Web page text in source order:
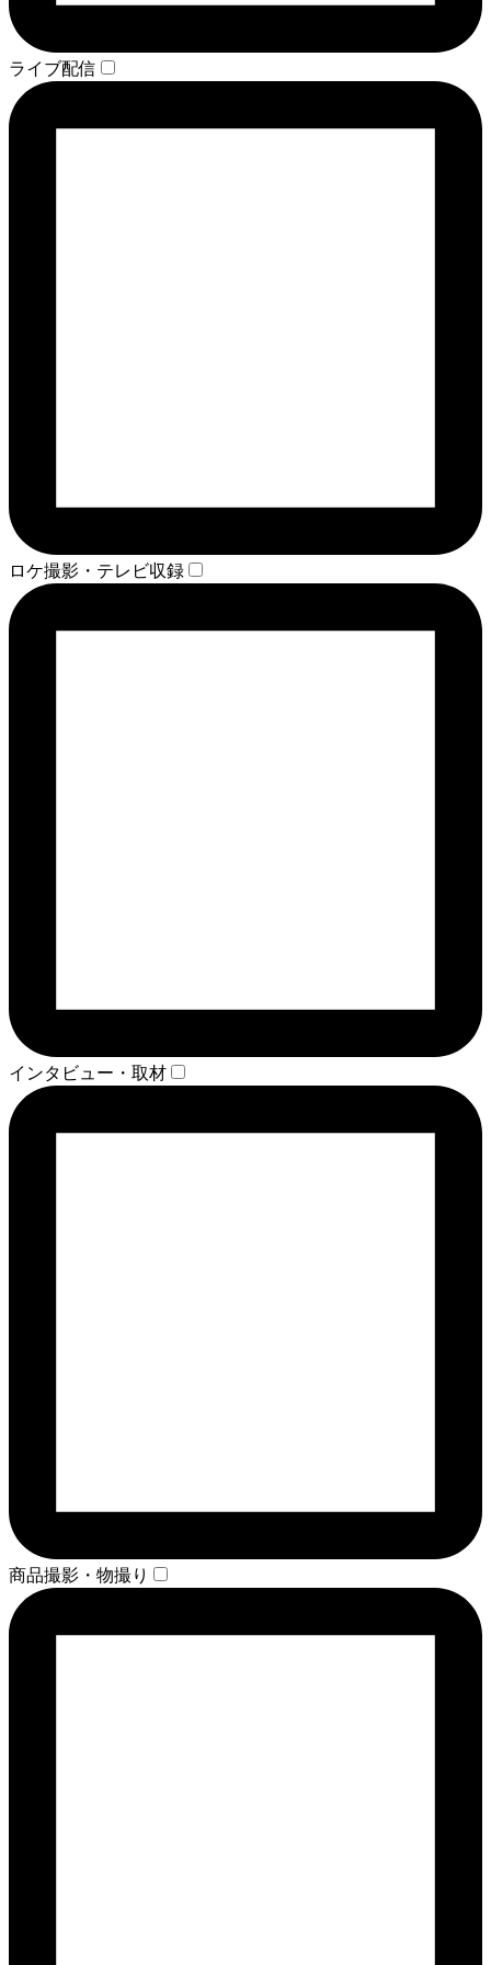
ライブ配信
ロケ撮影・テレビ収録
インタビュー・取材
商品撮影・物撮り